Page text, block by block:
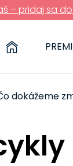
– pridaj sa do
dokážeme